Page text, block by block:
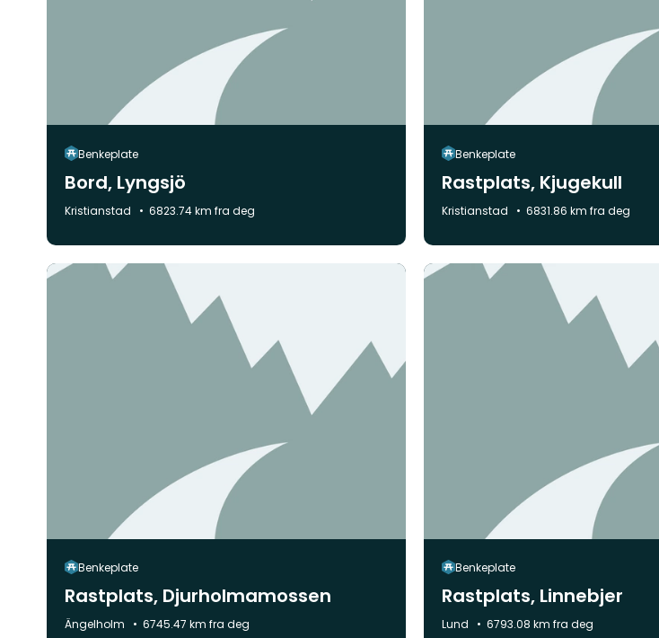
Benkeplate
Bord, Lyngsjö
Kommune:
Kristianstad 6823.74 km fra deg
Benkeplate
Rastplats, Kjugekull
Kommune:
Kristianstad 6831.86 km fra deg
Benkeplate
Rastplats, Djurholmamossen
Kommune:
Ängelholm 6745.47 km fra deg
Benkeplate
Rastplats, Linnebjer
Kommune:
Lund 6793.08 km fra deg